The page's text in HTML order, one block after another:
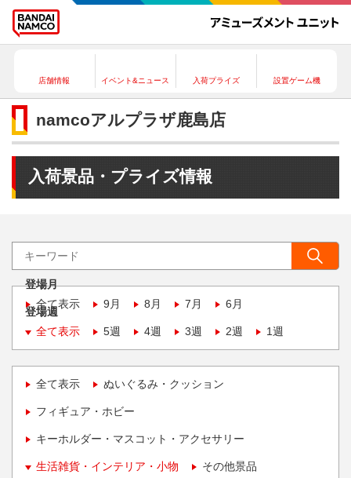
店舗情報 イベント&ニュース 入荷プライズ 設置ゲーム機
namcoアルプラザ鹿島店
入荷景品・プライズ情報
登場月
全て表示
9月 8月 7月 6月
登場週
全て表示
5週 4週 3週 2週 1週
全て表示 ぬいぐるみ・クッション
フィギュア・ホビー
キーホルダー・マスコット・アクセサリー
生活雑貨・インテリア・小物 その他景品